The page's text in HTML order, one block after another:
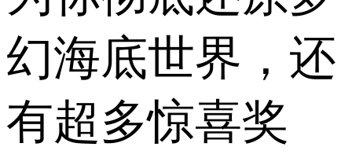
幻海底世界，还
有超多惊喜奖